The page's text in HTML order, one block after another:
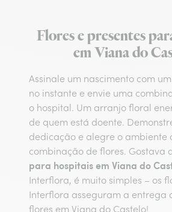
Flores e presentes
em Viana do
Assinale um nascimento com
no instante e envie uma
o hospital. Um arranjo floral
de quem está doente.
dedicação e alegre o ambiente
combinação de flores. Gostava
para hospitais em Viana do
Interflora, é muito simples – os
Interflora asseguram a entrega
flores em Viana do Castelo!